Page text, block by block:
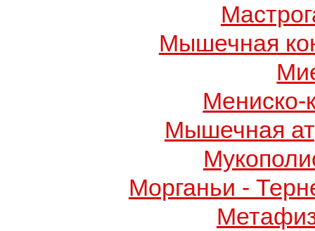
Мышечная
Мениско-
Мышечная
Морганьи -